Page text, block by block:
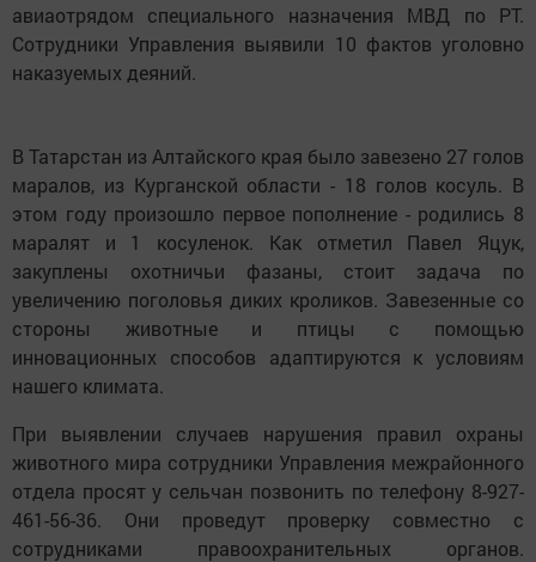
авиаотрядом специального назначения МВД по РТ.
Сотрудники Управления выявили 10 фактов уголовно
наказуемых деяний.
В Татарстан из Алтайского края было завезено 27 голов
маралов, из Курганской области - 18 голов косуль. В
этом году произошло первое пополнение - родились 8
маралят и 1 косуленок. Как отметил Павел Яцук,
закуплены охотничьи фазаны, стоит задача по
увеличению поголовья диких кроликов. Завезенные со
стороны животные и птицы с помощью
инновационных способов адаптируются к условиям
нашего климата.
При выявлении случаев нарушения правил охраны
животного мира сотрудники Управления межрайонного
отдела просят у сельчан позвонить по телефону 8-927-
461-56-36. Они проведут проверку совместно с
сотрудниками правоохранительных органов.